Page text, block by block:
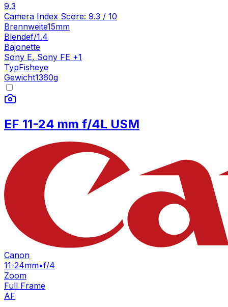
9.3
Camera Index Score: 9.3 / 10
Brennweite15mm
Blendef/1.4
Bajonette
Sony E, Sony FE +1
TypFisheye
Gewicht1360g
EF 11-24 mm f/4L USM
Canon
11-24mm•f/4
Zoom
Full Frame
AF